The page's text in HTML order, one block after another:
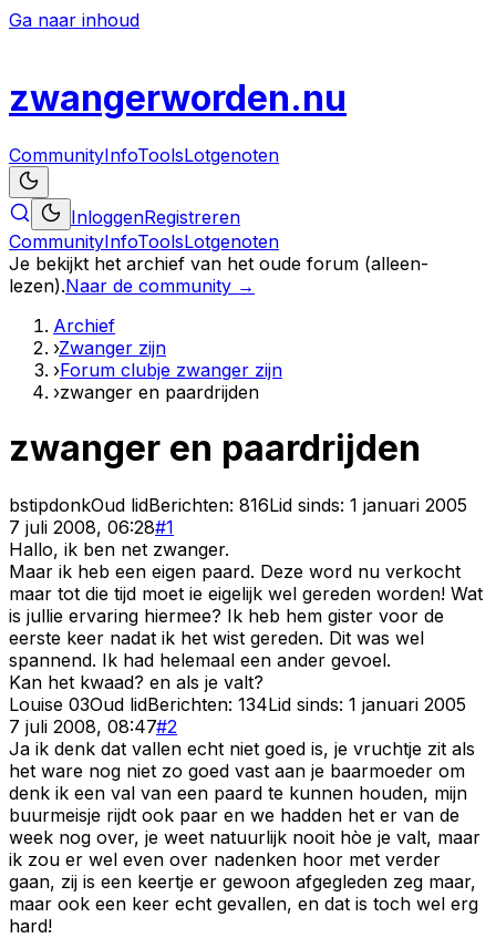
Ga naar inhoud
zwangerworden.nu
CommunityInfoToolsLotgenoten
InloggenRegistreren
CommunityInfoToolsLotgenoten
Je bekijkt het archief van het oude forum (alleen-
lezen).Naar de community →
Archief
›Zwanger zijn
›Forum clubje zwanger zijn
›zwanger en paardrijden
zwanger en paardrijden
bstipdonkOud lidBerichten: 816Lid sinds: 1 januari 2005
7 juli 2008, 06:28#1
Hallo, ik ben net zwanger.
Maar ik heb een eigen paard. Deze word nu verkocht
maar tot die tijd moet ie eigelijk wel gereden worden! Wat
is jullie ervaring hiermee? Ik heb hem gister voor de
eerste keer nadat ik het wist gereden. Dit was wel
spannend. Ik had helemaal een ander gevoel.
Kan het kwaad? en als je valt?
Louise 03Oud lidBerichten: 134Lid sinds: 1 januari 2005
7 juli 2008, 08:47#2
Ja ik denk dat vallen echt niet goed is, je vruchtje zit als
het ware nog niet zo goed vast aan je baarmoeder om
denk ik een val van een paard te kunnen houden, mijn
buurmeisje rijdt ook paar en we hadden het er van de
week nog over, je weet natuurlijk nooit hòe je valt, maar
ik zou er wel even over nadenken hoor met verder
gaan, zij is een keertje er gewoon afgegleden zeg maar,
maar ook een keer echt gevallen, en dat is toch wel erg
hard!